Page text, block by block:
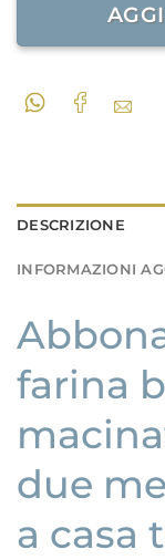
DESCRIZIONE
INFORMAZIONI
farina
due
a casa